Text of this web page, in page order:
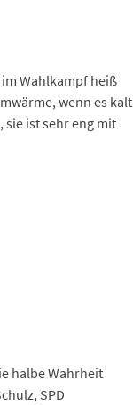
Wahlkampf heiß
wenn es kalt
sie ist sehr eng mit
halbe Wahrheit
SPD